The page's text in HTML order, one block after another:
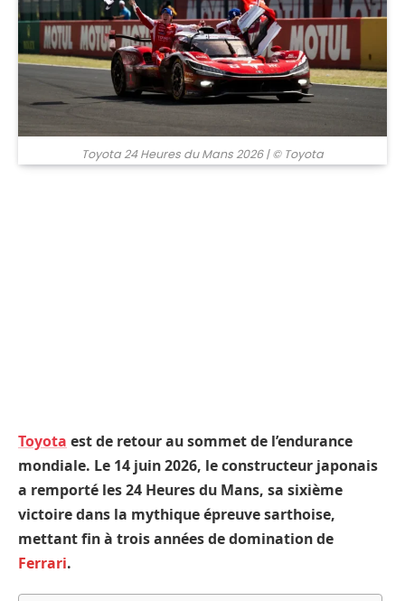
Toyota 24 Heures du Mans 2026| © Toyota
Toyota est de retour au sommet de l’endurance
mondiale. Le 14 juin 2026, le constructeur japonais
a remporté les 24 Heures du Mans, sa sixième
victoire dans la mythique épreuve sarthoise,
mettant fin à trois années de domination de
Ferrari.